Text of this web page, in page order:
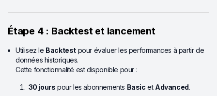
Étape 4 : Backtest et lancement
Utilisez le Backtest pour évaluer les performances à partir de
données historiques.
Cette fonctionnalité est disponible pour :
30 jours pour les abonnements Basic et Advanced.